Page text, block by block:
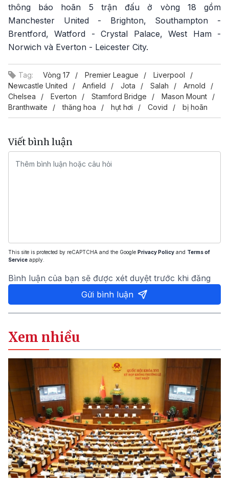
thông báo hoãn 5 trận đấu ở vòng 18 gồm
Manchester United - Brighton, Southampton -
Brentford, Watford - Crystal Palace, West Ham -
Norwich và Everton - Leicester City.
Tag: Vòng 17 Premier League
Liverpool
Newcastle United
Anfield Jota Salah
Arnold
Chelsea
Everton Stamford Bridge
Mason Mount
Branthwaite
thăng hoa hụt hơi Covid bị hoãn
Viết bình luận
This site is protected by reCAPTCHA and the Google Privacy Policy and Terms of
Service apply.
Bình luận của bạn sẽ được xét duyệt trước khi đăng
Gửi bình luận
Xem nhiều